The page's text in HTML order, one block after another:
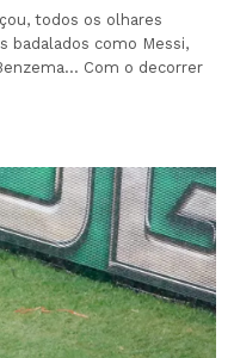
todos os olhares
badalados como Messi,
Com o decorrer